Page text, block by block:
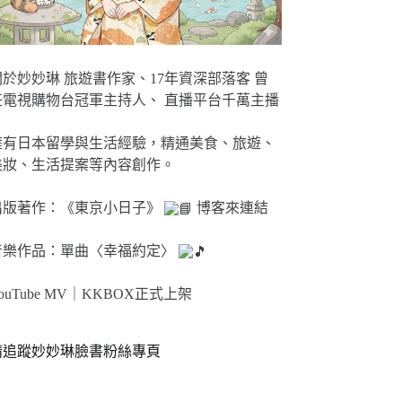
妙妙琳 旅遊書作家、17年資深部落客 曾
電視購物台冠軍主持人、 直播平台千萬主播
日本留學與生活經驗，精通美食、旅遊、
、生活提案等內容創作。
著作：《東京小日子》 博客來連結
作品：單曲〈幸福約定〉
MV｜KKBOX正式上架
追蹤妙妙琳臉書粉絲專頁